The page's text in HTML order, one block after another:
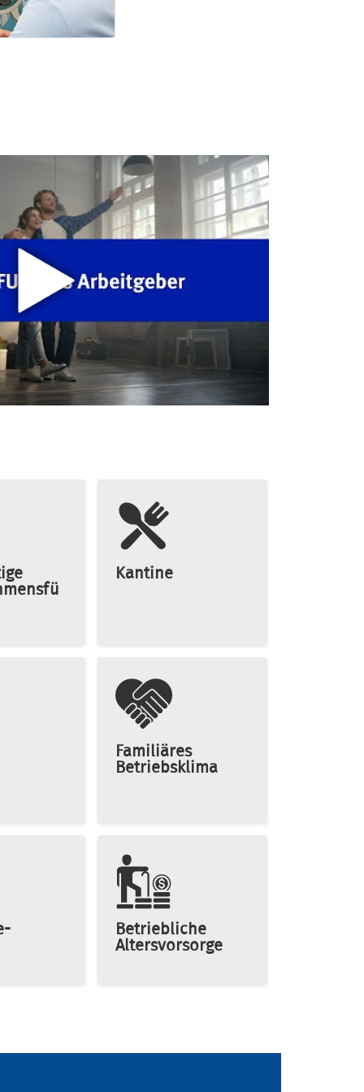
Kantine
Familiäres
Betriebsklima
Betriebliche
Altersvorsorge